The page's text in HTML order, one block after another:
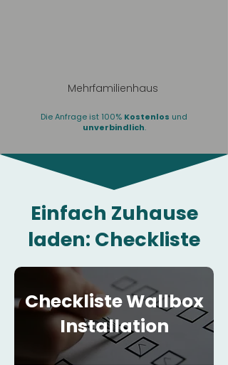
Mehrfamilienhaus
Die Anfrage ist 100% Kostenlos und
unverbindlich.
Einfach Zuhause
laden: Checkliste
Checkliste Wallbox
Installation